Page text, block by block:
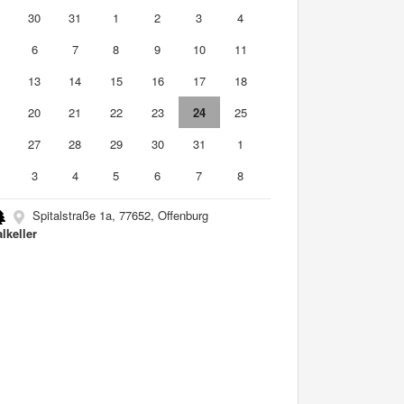
30 31 1 2 3
4
6 7 8 9 10
11
13 14 15 16 17
18
20 21 22 23 24
25
27 28 29 30 31
1
3 4 5 6 7 8
Spitalstraße 1a, 77652, Offenburg